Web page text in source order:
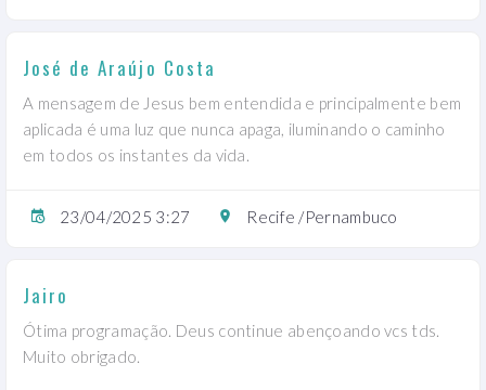
José de Araújo Costa
A mensagem de Jesus bem entendida e principalmente bem
aplicada é uma luz que nunca apaga, iluminando o caminho
em todos os instantes da vida.
23/04/2025 3:27 Recife /Pernambuco
Jairo
Ótima programação. Deus continue abençoando vcs tds.
Muito obrigado.